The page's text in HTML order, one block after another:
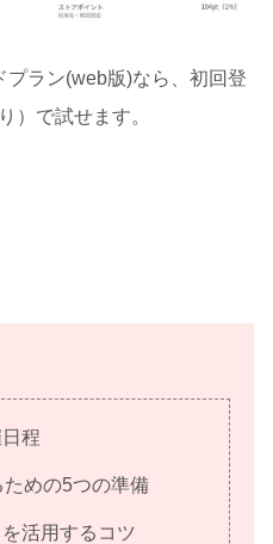
プラン(web版)なら、初回登
）で試せます。
程
めの5つの準備
活用するコツ